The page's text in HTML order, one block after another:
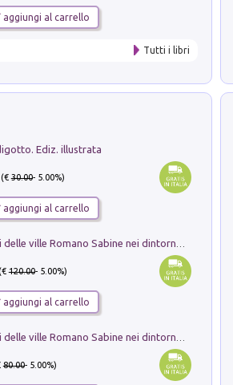
aggiungi al carrello
Tutti i libri
Ediz. illustrata
(€30.00- 5.00%)
aggiungi al carrello
120.00- 5.00%)
aggiungi al carrello
80.00- 5.00%)